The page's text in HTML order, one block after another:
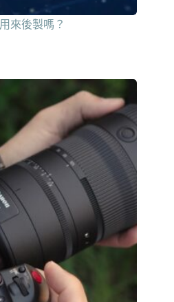
來後製嗎？